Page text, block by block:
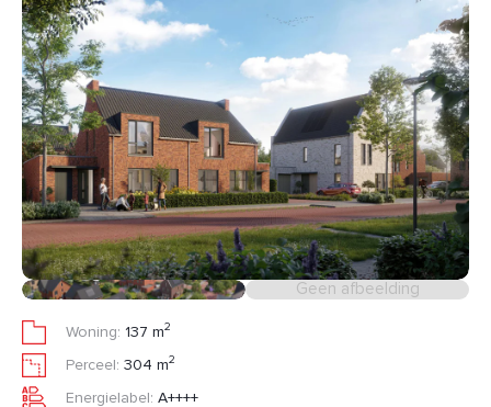
Geen afbeelding
Woning: 137 m2
Perceel: 304 m2
Energielabel: A++++